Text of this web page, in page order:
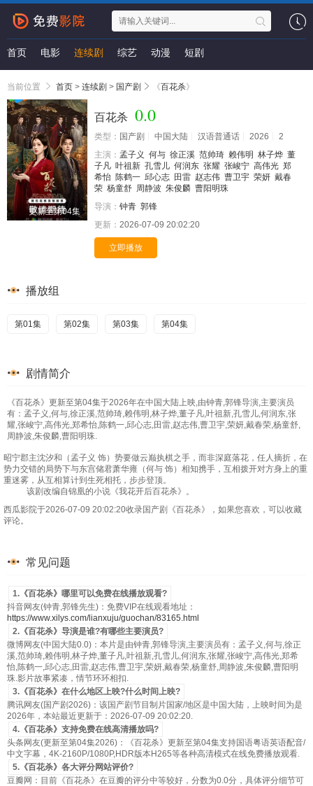
首页 电影 连续剧 综艺 动漫 短剧
当前位置 首页 > 连续剧 > 国产剧 《百花杀》
更新至第04集
百花杀 0.0
类型： 国产剧 中国大陆 汉语普通话 2026
2
主演： 孟子义 何与 徐正溪 范帅琦 赖伟明 林子烨 董
子凡 叶祖新 孔雪儿 何润东 张耀 张峻宁 高伟光 郑
希怡 陈鹤一 邱心志 田雷 赵志伟 曹卫宇 荣妍 戴春
荣 杨童舒 周静波 朱俊麟 曹阳明珠
导演： 钟青 郭锋
更新： 2026-07-09 20:02:20
立即播放
播放组
第01集 第02集 第03集 第04集
剧情简介
《百花杀》更新至第04集于2026年在中国大陆上映,由钟青,郭锋导演,主要演员
有：孟子义,何与,徐正溪,范帅琦,赖伟明,林子烨,董子凡,叶祖新,孔雪儿,何润东,张
耀,张峻宁,高伟光,郑希怡,陈鹤一,邱心志,田雷,赵志伟,曹卫宇,荣妍,戴春荣,杨童舒,
周静波,朱俊麟,曹阳明珠.
昭宁郡主沈汐和（孟子义 饰）势要做云巅执棋之手，而非深庭落花，任人摘折，在
势力交错的局势下与东宫储君萧华雍（何与 饰）相知携手，互相拨开对方身上的重
重迷雾，从互相算计到生死相托，步步登顶。
该剧改编自锦凰的小说《我花开后百花杀》。
西瓜影院于2026-07-09 20:02:20收录国产剧《百花杀》，如果您喜欢，可以收藏
评论。
常见问题
1.《百花杀》哪里可以免费在线播放观看?
抖音网友(钟青,郭锋先生)：免费VIP在线观看地址：
https://www.xilys.com/lianxuju/guochan/83165.html
2.《百花杀》导演是谁?有哪些主要演员?
微博网友(中国大陆0.0)：本片是由钟青,郭锋导演,主要演员有：孟子义,何与,徐正
溪,范帅琦,赖伟明,林子烨,董子凡,叶祖新,孔雪儿,何润东,张耀,张峻宁,高伟光,郑希
怡,陈鹤一,邱心志,田雷,赵志伟,曹卫宇,荣妍,戴春荣,杨童舒,周静波,朱俊麟,曹阳明
珠.影片故事紧凑，情节环环相扣.
3.《百花杀》在什么地区上映?什么时间上映?
腾讯网友(国产剧2026)：该国产剧节目制片国家/地区是中国大陆，上映时间为是
2026年，本站最近更新于：2026-07-09 20:02:20.
4.《百花杀》支持免费在线高清播放吗?
头条网友(更新至第04集2026)：《百花杀》更新至第04集支持国语粤语英语配音/
中文字幕，4K-2160P/1080P,HDR版本H265等各种高清模式在线免费播放观看.
5.《百花杀》各大评分网站评价?
豆瓣网：目前《百花杀》在豆瓣的评分中等较好，分数为0.0分，具体评分细节可